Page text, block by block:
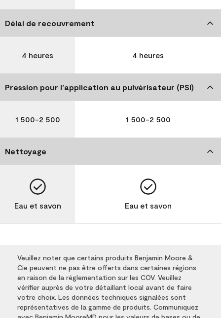
Délai de recouvrement
4 heures 4 heures
Pression pour l’application au pulvérisateur (PSI)
1 500-2 500 1 500-2 500
Nettoyage
Eau et savon Eau et savon
Veuillez noter que certains produits Benjamin Moore &
Cie peuvent ne pas être offerts dans certaines régions
en raison de la réglementation sur les COV. Veuillez
vérifier auprès de votre détaillant local avant de faire
votre choix. Les données techniques signalées sont
représentatives de la gamme de produits. Communiquez